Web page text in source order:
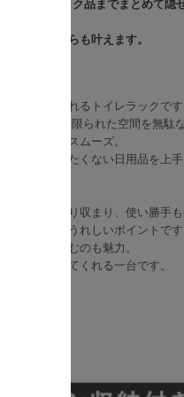
シ、ストック品までまとめて隠
り感、どちらも叶えます。
解決してくれるトイレラックです
きやすく、限られた空間を無駄
出し入れがスムーズ。
き、見せたくない日用品を上手
もすっきり収まり、使い勝手も
やすいのもうれしいポイントです
空間になじむのも魅力。
らしを整えてくれる一台です。
すめです。